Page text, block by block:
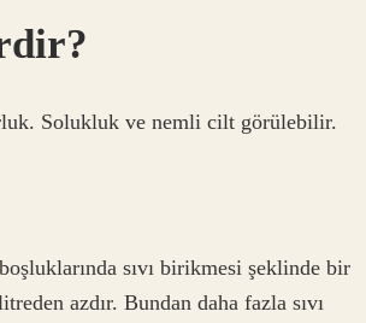
Solukluk ve nemli cilt görülebilir.
sıvı birikmesi şeklinde bir
azdır. Bundan daha fazla sıvı